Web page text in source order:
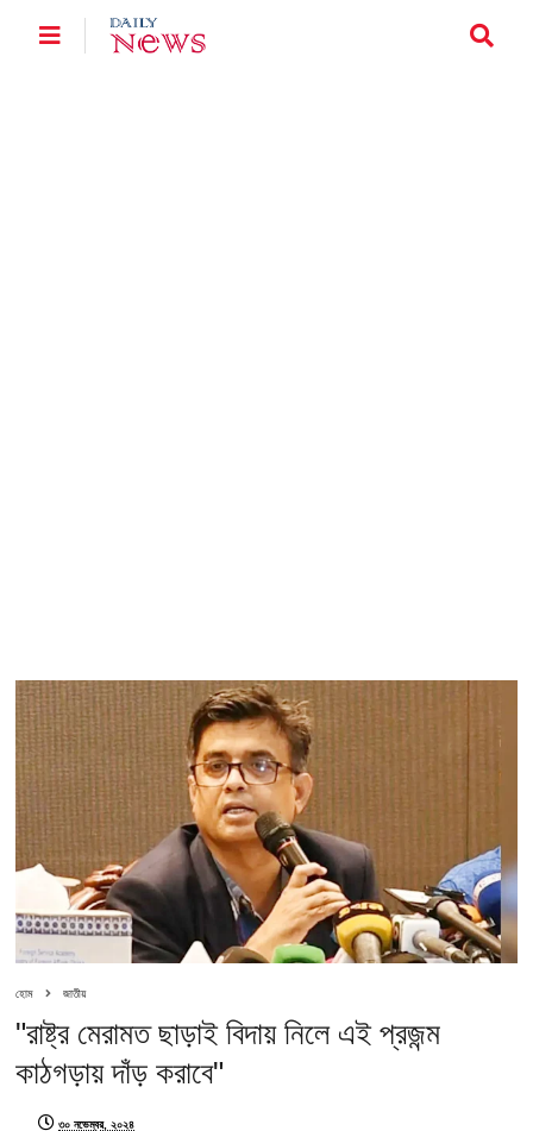
হোম জাতীয়
"রাষ্ট্র মেরামত ছাড়াই বিদায় নিলে এই প্রজন্ম
কাঠগড়ায় দাঁড় করাবে"
৩০ নভেম্বর, ২০২৪